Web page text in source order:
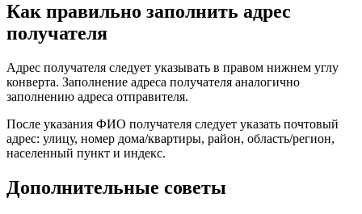
Как правильно заполнить адрес
получателя
Адрес получателя следует указывать в правом нижнем углу
конверта. Заполнение адреса получателя аналогично
заполнению адреса отправителя.
После указания ФИО получателя следует указать почтовый
адрес: улицу, номер дома/квартиры, район, область/регион,
населенный пункт и индекс.
Дополнительные советы